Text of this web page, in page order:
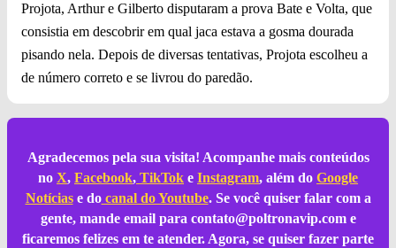
Projota, Arthur e Gilberto disputaram a prova Bate e Volta, que
consistia em descobrir em qual jaca estava a gosma dourada
pisando nela. Depois de diversas tentativas, Projota escolheu a
de número correto e se livrou do paredão.
Agradecemos pela sua visita! Acompanhe mais conteúdos
no X, Facebook, TikTok e Instagram, além do Google
Notíciase docanal do Youtube. Se você quiser falar com a
gente, mande email para contato@poltronavip.come
ficaremos felizes em te atender. Agora, se quiser fazer parte